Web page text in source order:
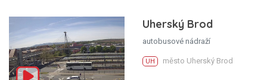
Uherský Brod
autobusové nádraží
UH město Uherský Brod